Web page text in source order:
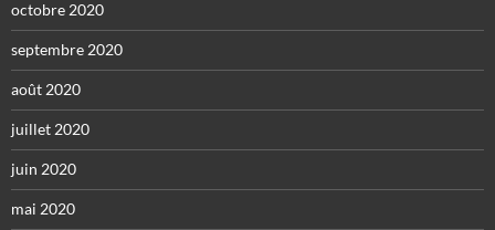
octobre 2020
septembre 2020
août 2020
juillet 2020
juin 2020
mai 2020